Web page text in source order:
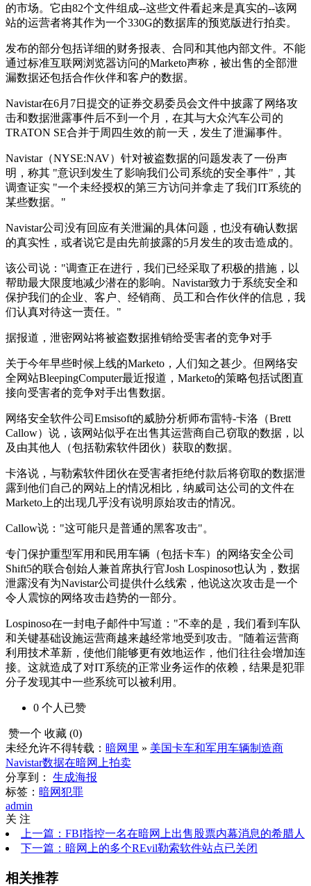
的市场。它由82个文件组成--这些文件看起来是真实的--该网
站的运营者将其作为一个330G的数据库的预览版进行拍卖。
发布的部分包括详细的财务报表、合同和其他内部文件。不能
通过标准互联网浏览器访问的Marketo声称，被出售的全部泄
漏数据还包括合作伙伴和客户的数据。
Navistar在6月7日提交的证券交易委员会文件中披露了网络攻
击和数据泄露事件后不到一个月，在其与大众汽车公司的
TRATON SE合并于周四生效的前一天，发生了泄漏事件。
Navistar（NYSE:NAV）针对被盗数据的问题发表了一份声
明，称其 "意识到发生了影响我们公司系统的安全事件"，其
调查证实 "一个未经授权的第三方访问并拿走了我们IT系统的
某些数据。"
Navistar公司没有回应有关泄漏的具体问题，也没有确认数据
的真实性，或者说它是由先前披露的5月发生的攻击造成的。
该公司说："调查正在进行，我们已经采取了积极的措施，以
帮助最大限度地减少潜在的影响。Navistar致力于系统安全和
保护我们的企业、客户、经销商、员工和合作伙伴的信息，我
们认真对待这一责任。"
据报道，泄密网站将被盗数据推销给受害者的竞争对手
关于今年早些时候上线的Marketo，人们知之甚少。但网络安
全网站BleepingComputer最近报道，Marketo的策略包括试图直
接向受害者的竞争对手出售数据。
网络安全软件公司Emsisoft的威胁分析师布雷特-卡洛（Brett
Callow）说，该网站似乎在出售其运营商自己窃取的数据，以
及由其他人（包括勒索软件团伙）获取的数据。
卡洛说，与勒索软件团伙在受害者拒绝付款后将窃取的数据泄
露到他们自己的网站上的情况相比，纳威司达公司的文件在
Marketo上的出现几乎没有说明原始攻击的情况。
Callow说："这可能只是普通的黑客攻击"。
专门保护重型军用和民用车辆（包括卡车）的网络安全公司
Shift5的联合创始人兼首席执行官Josh Lospinoso也认为，数据
泄露没有为Navistar公司提供什么线索，他说这次攻击是一个
令人震惊的网络攻击趋势的一部分。
Lospinoso在一封电子邮件中写道："不幸的是，我们看到车队
和关键基础设施运营商越来越经常地受到攻击。"随着运营商
利用技术革新，使他们能够更有效地运作，他们往往会增加连
接。这就造成了对IT系统的正常业务运作的依赖，结果是犯罪
分子发现其中一些系统可以被利用。
0 个人 已赞
赞一个 收藏 (0)
未经允许不得转载： 暗网里 » 美国卡车和军用车辆制造商
Navistar数据在暗网上拍卖
分享到：
生成海报
标签： 暗网犯罪
admin
关 注
上一篇：FBI指控一名在暗网上出售股票内幕消息的希腊人
下一篇：暗网上的多个REvil勒索软件站点已关闭
相关推荐